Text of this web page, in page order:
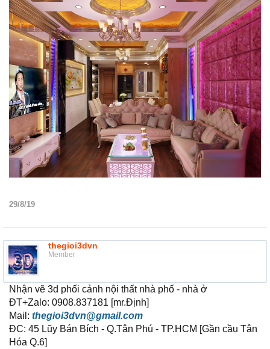
29/8/19
thegioi3dvn
Member
Nhận vẽ 3d phối cảnh nội thất nhà phố - nhà ở
ĐT+Zalo: 0908.837181 [mr.Định]
Mail: thegioi3dvn@gmail.com
ĐC: 45 Lũy Bán Bích - Q.Tân Phú - TP.HCM [Gần cầu Tân
Hóa Q.6]